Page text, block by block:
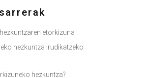
etorkizuna
hezkuntza irudikatzeko
hezkuntza?